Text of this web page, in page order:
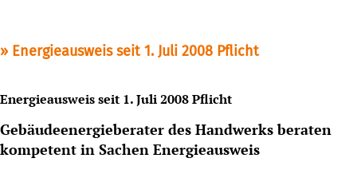
Energieausweis seit 1. Juli 2008 Pflicht
Energieausweis seit 1. Juli 2008 Pflicht
Gebäudeenergieberater des Handwerks beraten
kompetent in Sachen Energieausweis